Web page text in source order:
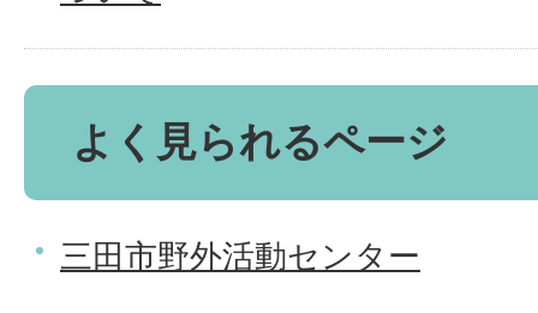
よく見られるページ
三田市野外活動センター